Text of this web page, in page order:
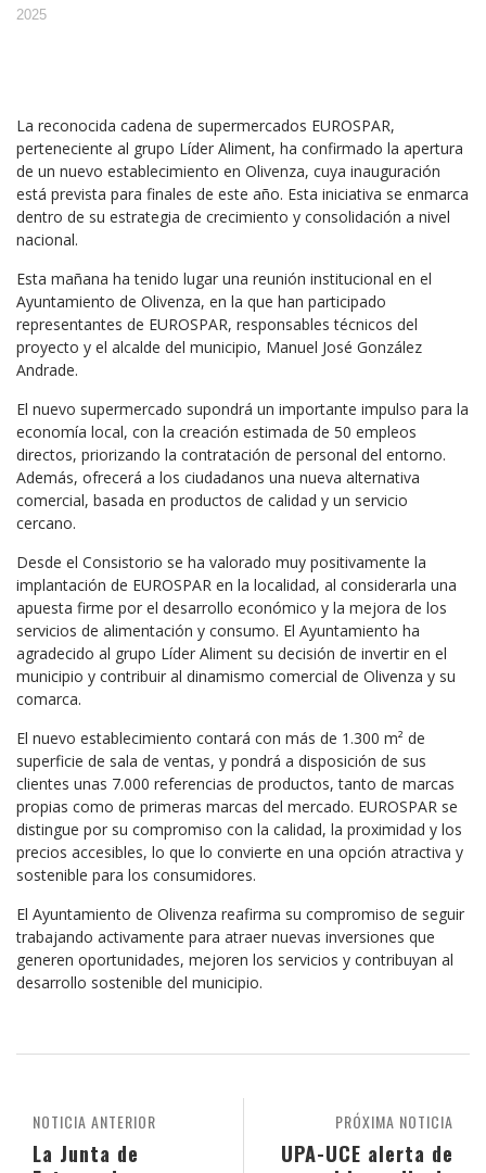
2025
La reconocida cadena de supermercados EUROSPAR,
perteneciente al grupo Líder Aliment, ha confirmado la apertura
de un nuevo establecimiento en Olivenza, cuya inauguración
está prevista para finales de este año. Esta iniciativa se enmarca
dentro de su estrategia de crecimiento y consolidación a nivel
nacional.
Esta mañana ha tenido lugar una reunión institucional en el
Ayuntamiento de Olivenza, en la que han participado
representantes de EUROSPAR, responsables técnicos del
proyecto y el alcalde del municipio, Manuel José González
Andrade.
El nuevo supermercado supondrá un importante impulso para la
economía local, con la creación estimada de 50 empleos
directos, priorizando la contratación de personal del entorno.
Además, ofrecerá a los ciudadanos una nueva alternativa
comercial, basada en productos de calidad y un servicio
cercano.
Desde el Consistorio se ha valorado muy positivamente la
implantación de EUROSPAR en la localidad, al considerarla una
apuesta firme por el desarrollo económico y la mejora de los
servicios de alimentación y consumo. El Ayuntamiento ha
agradecido al grupo Líder Aliment su decisión de invertir en el
municipio y contribuir al dinamismo comercial de Olivenza y su
comarca.
El nuevo establecimiento contará con más de 1.300 m² de
superficie de sala de ventas, y pondrá a disposición de sus
clientes unas 7.000 referencias de productos, tanto de marcas
propias como de primeras marcas del mercado. EUROSPAR se
distingue por su compromiso con la calidad, la proximidad y los
precios accesibles, lo que lo convierte en una opción atractiva y
sostenible para los consumidores.
El Ayuntamiento de Olivenza reafirma su compromiso de seguir
trabajando activamente para atraer nuevas inversiones que
generen oportunidades, mejoren los servicios y contribuyan al
desarrollo sostenible del municipio.
PRÓXIMA NOTICIA
UPA-UCE alerta de
NOTICIA ANTERIOR
La Junta de